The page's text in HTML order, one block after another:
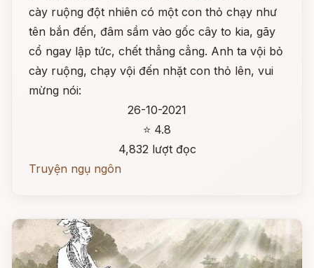
cày ruộng đột nhiên có một con thỏ chạy như
tên bắn đến, đâm sầm vào gốc cây to kia, gãy
cổ ngay lập tức, chết thẳng cẳng. Anh ta vội bỏ
cày ruộng, chạy vội đến nhặt con thỏ lên, vui
mừng nói:
26-10-2021
⭐ 4.8
4,832 lượt đọc
Truyện ngụ ngôn